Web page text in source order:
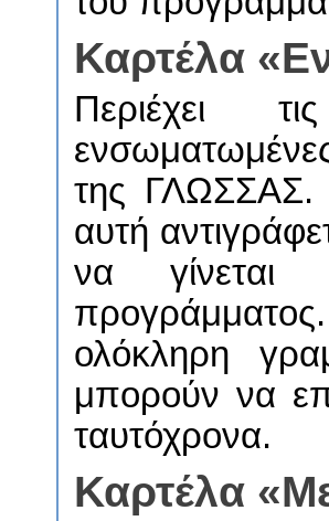
Καρτέλα
Περιέχει
της ΓΛΩΣΣΑΣ.
αυτή
να
ολόκληρη
μπορούν να
ταυτόχρονα.
Καρτέλα